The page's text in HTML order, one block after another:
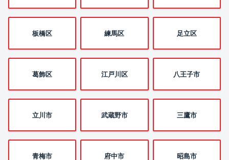
板橋区 練馬区 足立区
葛飾区 江戸川区 八王子市
立川市 武蔵野市 三鷹市
青梅市 府中市 昭島市